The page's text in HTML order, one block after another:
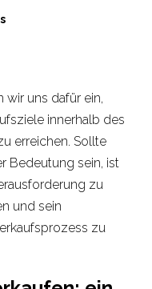
uns dafür ein,
innerhalb des
erreichen. Sollte
Bedeutung sein, ist
zu
und sein
zu